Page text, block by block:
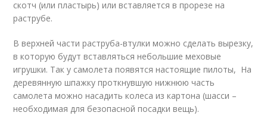
скотч (или пластырь) или вставляется в прорезе на
раструбе.
В верхней части раструба-втулки можно сделать вырезку,
в которую будут вставляться небольшие меховые
игрушки. Так у самолета появятся настоящие пилоты, На
деревянную шпажку проткнувшую нижнюю часть
самолета можно насадить колеса из картона (шасси –
необходимая для безопасной посадки вещь).